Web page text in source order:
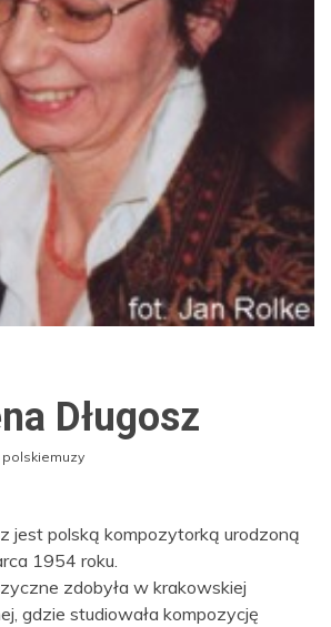
Długosz
polskiemuzy
jest polską kompozytorką urodzoną
1954 roku.
zdobyła w krakowskiej
gdzie studiowała kompozycję